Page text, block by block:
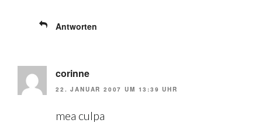
Antworten
corinne
22. JANUAR 2007 UM 13:39 UHR
mea culpa